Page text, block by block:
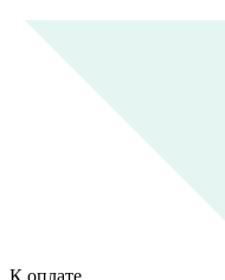
К оплате